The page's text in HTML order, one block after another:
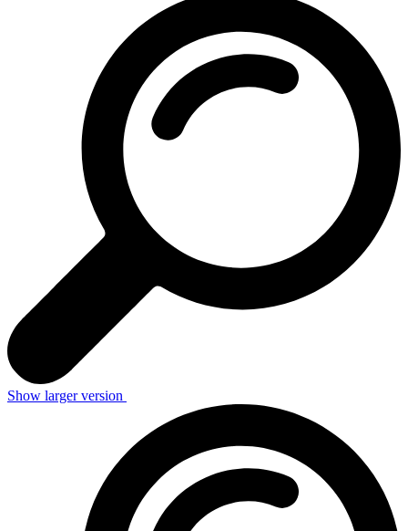
Show larger version